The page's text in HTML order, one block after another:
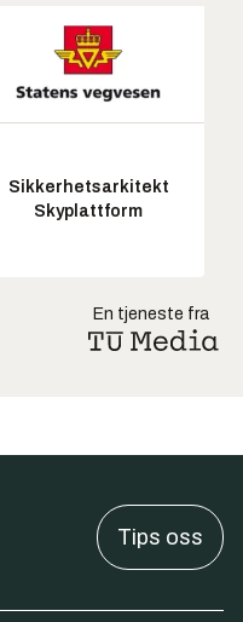
Sikkerhetsarkitekt
Skyplattform
En tjeneste fra
Tips oss